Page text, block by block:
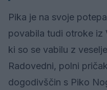
Pika je na svoje
povabila tudi otroke iz
ki so se vabilu z
Radovedni, polni
dogodivščin s Piko